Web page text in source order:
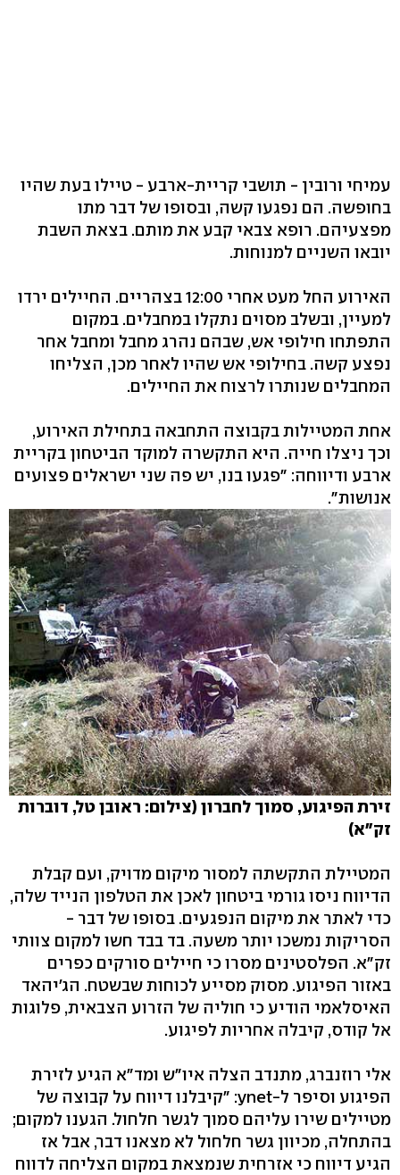
עמיחי ורובין - תושבי קריית-ארבע - טיילו בעת שהיו
בחופשה. הם נפגעו קשה, ובסופו של דבר מתו
מפצעיהם. רופא צבאי קבע את מותם. בצאת השבת
יובאו השניים למנוחות.
האירוע החל מעט אחרי 12:00 בצהריים. החיילים ירדו
למעיין, ובשלב מסוים נתקלו במחבלים. במקום
התפתחו חילופי אש, שבהם נהרג מחבל ומחבל אחר
נפצע קשה. בחילופי אש שהיו לאחר מכן, הצליחו
המחבלים שנותרו לרצוח את החיילים.
אחת המטיילות בקבוצה התחבאה בתחילת האירוע,
וכך ניצלו חייה. היא התקשרה למוקד הביטחון בקריית
ארבע ודיווחה: "פגעו בנו, יש פה שני ישראלים פצועים
אנושות".
זירת הפיגוע, סמוך לחברון (צילום: ראובן טל, דוברות
זק"א)
המטיילת התקשתה למסור מיקום מדויק, ועם קבלת
הדיווח ניסו גורמי ביטחון לאכן את הטלפון הנייד שלה,
כדי לאתר את מיקום הנפגעים. בסופו של דבר -
הסריקות נמשכו יותר משעה. בד בבד חשו למקום צוותי
זק"א. הפלסטינים מסרו כי חיילים סורקים כפרים
באזור הפיגוע. מסוק מסייע לכוחות שבשטח. הג'יהאד
האיסלאמי הודיע כי חוליה של הזרוע הצבאית, פלוגות
אל קודס, קיבלה אחריות לפיגוע.
אלי רוזנברג, מתנדב הצלה איו"ש ומד"א הגיע לזירת
הפיגוע וסיפר ל-ynet: "קיבלנו דיווח על קבוצה של
מטיילים שירו עליהם סמוך לגשר חלחול. הגענו למקום;
בהתחלה, מכיוון גשר חלחול לא מצאנו דבר, אבל אז
הגיע דיווח כי אזרחית שנמצאת במקום הצליחה לדווח